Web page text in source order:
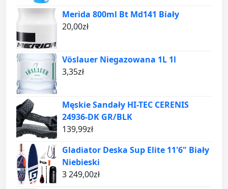
Merida 800ml Bt Md141 Biały
20,00zł
Vöslauer Niegazowana 1L 1l
3,35zł
Męskie Sandały HI-TEC CERENIS
24936-DK GR/BLK
139,99zł
Gladiator Deska Sup Elite 11'6" Biały
Niebieski
3 249,00zł